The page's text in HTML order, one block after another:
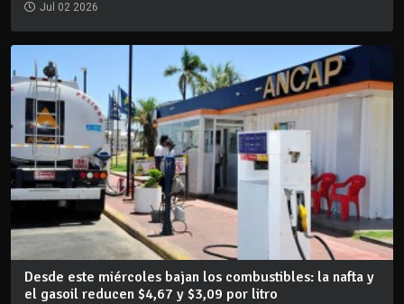
Jul 02 2026
Desde este miércoles bajan los combustibles: la nafta y
el gasoil reducen $4,67 y $3,09 por litro